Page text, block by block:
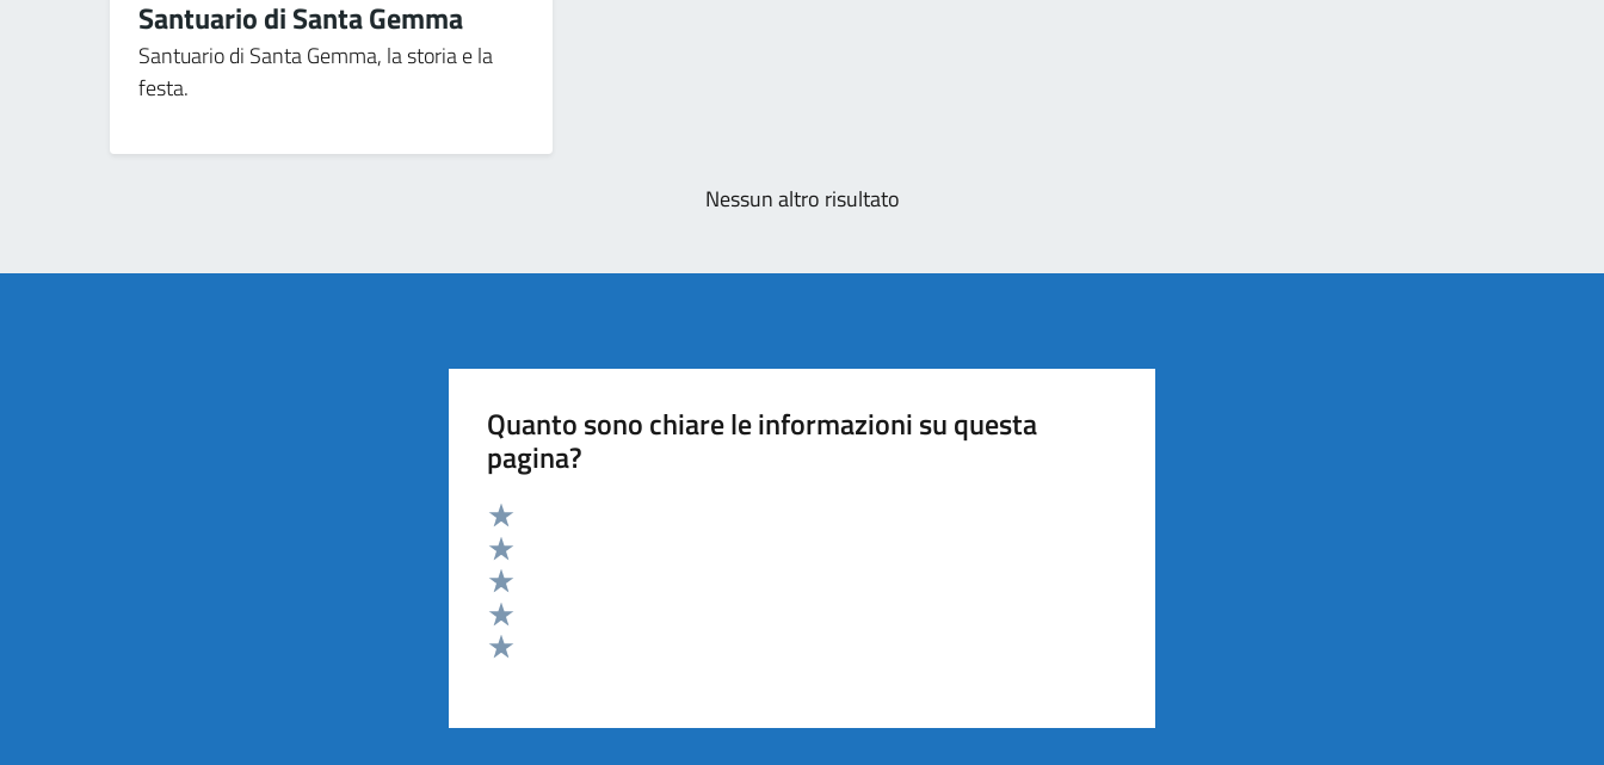
Santuario di Santa Gemma
Santuario di Santa Gemma, la storia e la
festa.
Nessun altro risultato
Quanto sono chiare le informazioni su questa
pagina?
Valuta 5 stelle su 5
Valuta 4 stelle su 5
Valuta 3 stelle su 5
Valuta 2 stelle su 5